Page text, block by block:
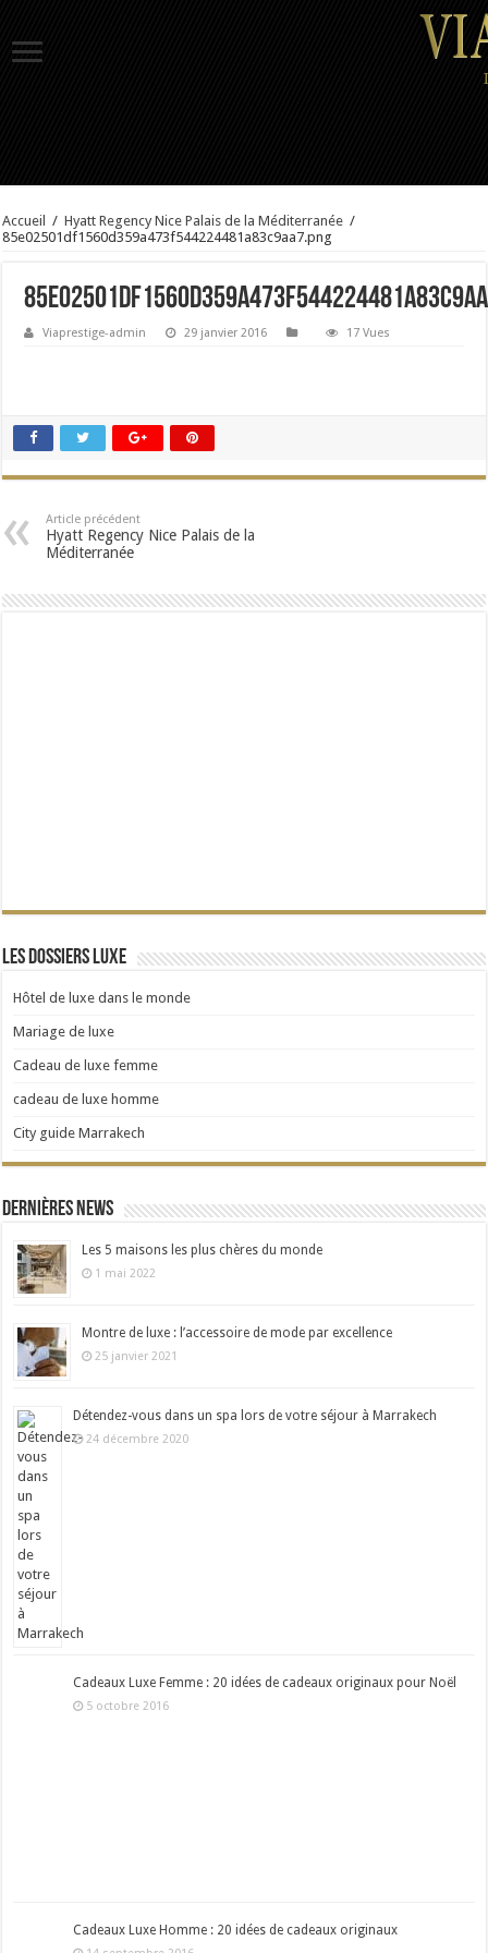
Accueil / Hyatt Regency Nice Palais de la Méditerranée /
85e02501df1560d359a473f544224481a83c9aa7.png
Viaprestige-admin 29 janvier 2016 17 Vues
Article précédent
Hyatt Regency Nice Palais de la
Méditerranée
Les dossiers Luxe
Hôtel de luxe dans le monde
Mariage de luxe
Cadeau de luxe femme
cadeau de luxe homme
City guide Marrakech
Dernières news
Les 5 maisons les plus chères du monde
1 mai 2022
Montre de luxe : l’accessoire de mode par excellence
25 janvier 2021
Détendez-vous dans un spa lors de votre séjour à Marrakech
24 décembre 2020
Cadeaux Luxe Femme : 20 idées de cadeaux originaux pour Noël
5 octobre 2016
Cadeaux Luxe Homme : 20 idées de cadeaux originaux